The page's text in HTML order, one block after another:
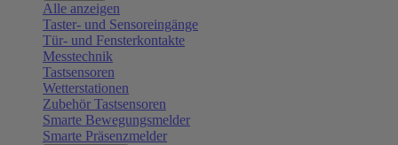
Alle anzeigen
Taster- und Sensoreingänge
Tür- und Fensterkontakte
Messtechnik
Tastsensoren
Wetterstationen
Zubehör Tastsensoren
Smarte Bewegungsmelder
Smarte Präsenzmelder